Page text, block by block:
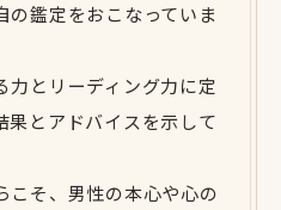
の鑑定をおこなっていま
力とリーディング力に定
果とアドバイスを示して
こそ、男性の本心や心の